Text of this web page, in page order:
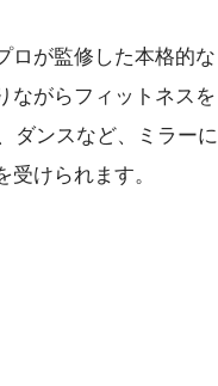
ロが監修した本格的な
ながらフィットネスを
ダンスなど、ミラーに
けられます。